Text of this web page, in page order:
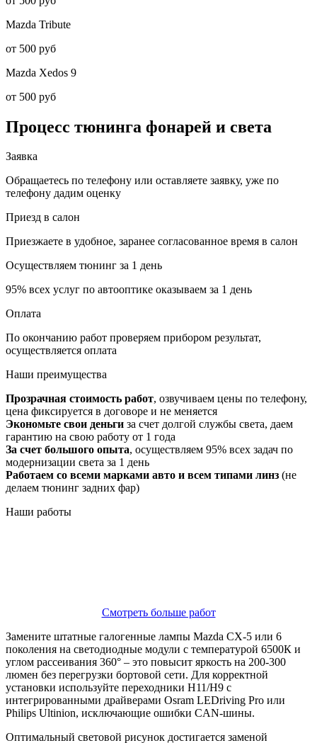
Mazda Tribute
от 500 руб
Mazda Xedos 9
от 500 руб
Процесс тюнинга фонарей и света
Заявка
Обращаетесь по телефону или оставляете заявку, уже по
телефону дадим оценку
Приезд в салон
Приезжаете в удобное, заранее согласованное время в салон
Осуществляем тюнинг за 1 день
95% всех услуг по автооптике оказываем за 1 день
Оплата
По окончанию работ проверяем прибором результат,
осуществляется оплата
Наши преимущества
Прозрачная стоимость работ, озвучиваем цены по телефону,
цена фиксируется в договоре и не меняется
Экономьте свои деньги за счет долгой службы света, даем
гарантию на свою работу от 1 года
За счет большого опыта, осуществляем 95% всех задач по
модернизации света за 1 день
Работаем со всеми марками авто и всем типами линз (не
делаем тюнинг задних фар)
Наши работы
Смотреть больше работ
Замените штатные галогенные лампы Mazda CX-5 или 6
поколения на светодиодные модули с температурой 6500К и
углом рассеивания 360° – это повысит яркость на 200-300
люмен без перегрузки бортовой сети. Для корректной
установки используйте переходники H11/H9 с
интегрированными драйверами Osram LEDriving Pro или
Philips Ultinion, исключающие ошибки CAN-шины.
Оптимальный световой рисунок достигается заменой